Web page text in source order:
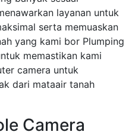
layanan untuk
serta memuaskan
yang kami bor Plumping
memastikan kami
camera untuk
dari mataair tanah
Camera